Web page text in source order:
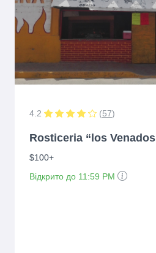
4.2 (57)
Rosticeria “los Venados
$100+
Відкрито до 11:59 PM